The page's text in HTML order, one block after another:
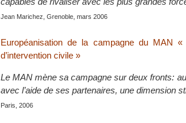
Jean Marichez, Grenoble, mars 2006
Européanisation de la campagne du MAN
d’intervention civile »
Le MAN mène sa campagne sur deux fronts:
avec l’aide de ses partenaires, une dimension
Paris, 2006